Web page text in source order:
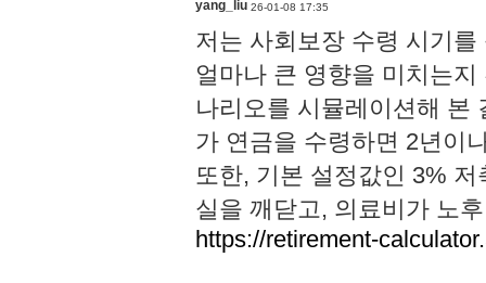
yang_liu 26-01-08 17:35
저는 사회보장 수령 시기
얼마나 큰 영향을 미치는
나리오를 시뮬레이션해 본
가 연금을 수령하면 2년이
또한, 기본 설정값인 3%
실을 깨닫고, 의료비가 노
https://retirement-